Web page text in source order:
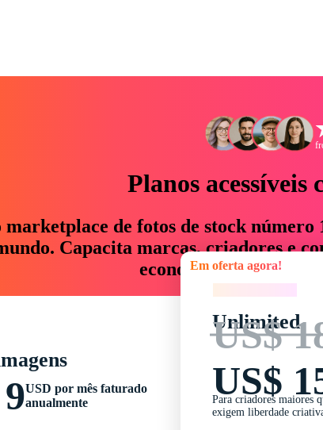
Planos acessíveis
marketplace de fotos de stock
Capacita marcas, criadores e
economizam até 76%
USD por mês faturado
anualmente
Em oferta agora!
Unlimited
US$
US$
Para criadores maiores
exigem liberdade